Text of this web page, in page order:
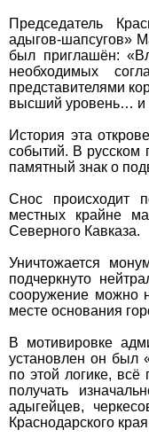
Председатель
адыгов-шапсугов»
был приглашён:
необходимых
представителями
высший уровень… и
История эта
событий. В русском
памятный знак о
Снос происходит
местных крайне
Северного Кавказа.
Уничтожается
подчеркнуто
сооружение можно
месте основания
В мотивировке
установлен он был
по этой логике,
получать
адыгейцев,
Краснодарского